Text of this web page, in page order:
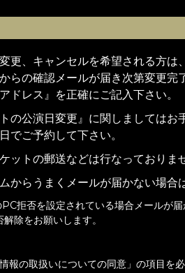
更、キャンセルを希望される方
らの確認メールが届き次第変更
ドレス』を正確にご記入下さい。
トの公演日変更』に関しましては
でご予約して下さい。
ットの郵送などは行なっておりま
からうまくメールが届かない場合
拒否を設定されている場合メールが届
除をお願いします。
報の取扱いについての同意」の項目を必